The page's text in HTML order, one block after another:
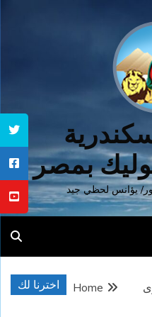
بمصر
يؤانس لحظي جيد
اخترنا لك Home